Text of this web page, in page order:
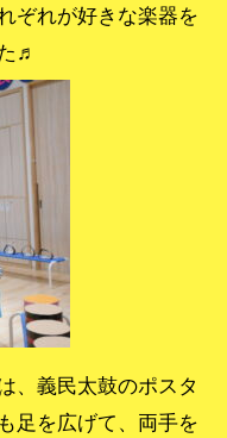
ぞれが好きな楽器を
♬
、義民太鼓のポスタ
足を広げて、両手を